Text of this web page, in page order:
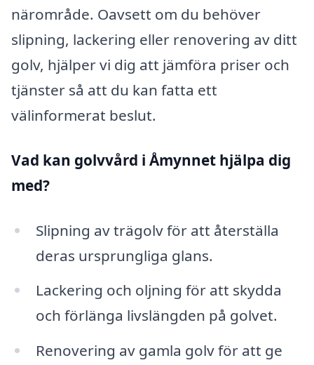
närområde. Oavsett om du behöver
slipning, lackering eller renovering av ditt
golv, hjälper vi dig att jämföra priser och
tjänster så att du kan fatta ett
välinformerat beslut.
Vad kan golvvård i Åmynnet hjälpa dig
med?
Slipning av trägolv för att återställa
deras ursprungliga glans.
Lackering och oljning för att skydda
och förlänga livslängden på golvet.
Renovering av gamla golv för att ge